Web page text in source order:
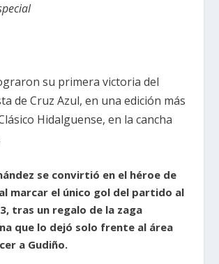
su primera victoria del
de Cruz Azul, en una edición más
Hidalguense, en la cancha
se convirtió en el héroe de
marcar el único gol del partido al
tras un regalo de la zaga
que lo dejó solo frente al área
a Gudiño.